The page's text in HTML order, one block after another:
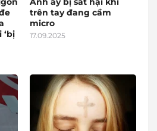
‘bị
trên tay đang cầm
micro
17.09.2025